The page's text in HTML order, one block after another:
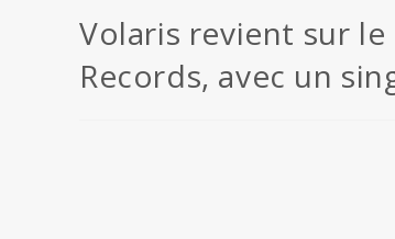
Volaris revient sur
Records, avec un